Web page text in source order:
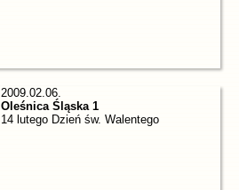
2009.02.06.
Oleśnica Śląska 1
14 lutego Dzień św. Walentego